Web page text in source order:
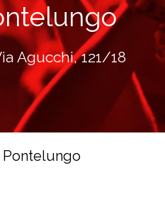
Agucchi, 121/18
Pontelungo